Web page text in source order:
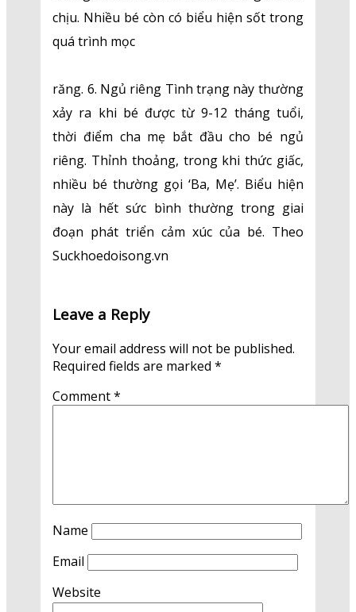
chịu. Nhiều bé còn có biểu hiện sốt trong
quá trình mọc
răng. 6. Ngủ riêng Tình trạng này thường
xảy ra khi bé được từ 9-12 tháng tuổi,
thời điểm cha mẹ bắt đầu cho bé ngủ
riêng. Thỉnh thoảng, trong khi thức giấc,
nhiều bé thường gọi ‘Ba, Mẹ’. Biểu hiện
này là hết sức bình thường trong giai
đoạn phát triển cảm xúc của bé. Theo
Suckhoedoisong.vn
Leave a Reply
Your email address will not be published.
Required fields are marked*
Comment*
Name
Email
Website